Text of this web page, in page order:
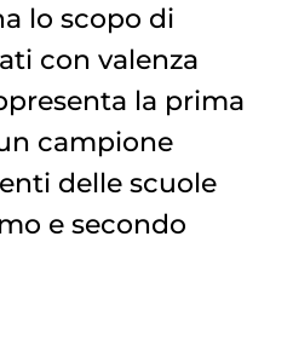
lo scopo di
con valenza
la prima
campione
delle scuole
e secondo